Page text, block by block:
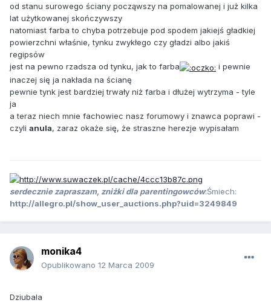
od stanu surowego ściany począwszy na pomalowanej i już kilka
lat użytkowanej skończywszy
natomiast farba to chyba potrzebuje pod spodem jakiejś gładkiej
powierzchni właśnie, tynku zwykłego czy gładzi albo jakiś
regipsów
jest na pewno rzadsza od tynku, jak to farba
i pewnie
inaczej się ja nakłada na ścianę
pewnie tynk jest bardziej trwały niż farba i dłużej wytrzyma - tyle
ja
a teraz niech mnie fachowiec nasz forumowy i znawca poprawi -
czyli anula, zaraz okaże się, że straszne herezje wypisałam
serdecznie zapraszam, zniżki dla parentingowców:Śmiech:
http://allegro.pl/show_user_auctions.php?uid=3249849
monika4
Opublikowano 12 Marca 2009
Dziubala